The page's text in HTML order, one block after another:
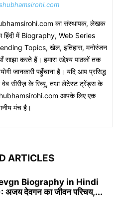
का संस्थापक, लेखक
हिंदी में Biography, Web Series
Topics, खेल, इतिहास, मनोरंजन
करते हैं। हमारा उद्देश्य पाठकों तक
जानकारी पहुँचाना है। यदि आप प्रसिद्ध
वेब सीरीज़ के रिव्यू, तथा लेटेस्ट ट्रेंड्स के
आपके लिए एक
मंच है।
ARTICLES
Biography in Hindi
देवगन का जीवन परिचय,...